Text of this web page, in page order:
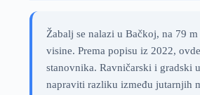
Žabalj se nalazi u Bačkoj, na 79 m
visine. Prema popisu iz 2022,
stanovnika. Ravničarski i gradski
napraviti razliku između jutarnjih